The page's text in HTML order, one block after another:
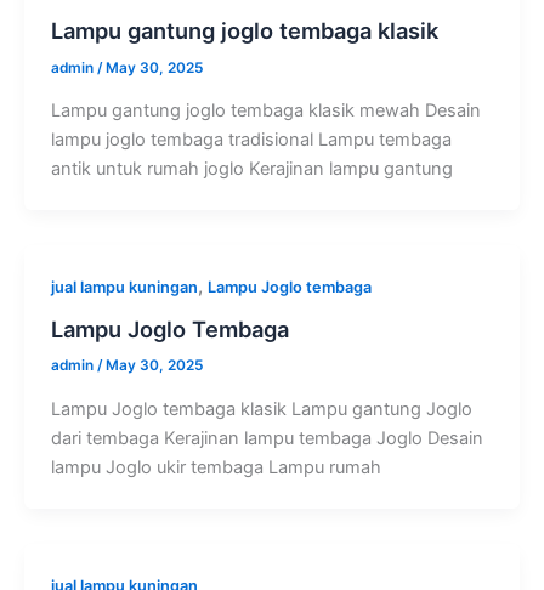
Lampu gantung joglo tembaga klasik
admin /May 30, 2025
Lampu gantung joglo tembaga klasik mewah Desain
lampu joglo tembaga tradisional Lampu tembaga
antik untuk rumah joglo Kerajinan lampu gantung
jual lampu kuningan, Lampu Joglo tembaga
Lampu Joglo Tembaga
admin / May 30, 2025
Lampu Joglo tembaga klasik Lampu gantung Joglo
dari tembaga Kerajinan lampu tembaga Joglo Desain
lampu Joglo ukir tembaga Lampu rumah
jual lampu kuningan